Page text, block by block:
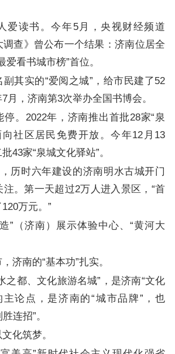
爱读书。今年5月，央视财经频道
调查》曾公布一个结果：济南位居全
爱看书城市榜”首位。
副其实的“爱阅之城”，给市民建了52
月，济南第3次举办全国书博会。
停。2022年，济南推出首批28家“泉
社区居民免费开放。今年12月13
43家“泉城文化驿站”。
历时六年建设的济南明水古城开门
。第一天超过2万人进入景区，“首
万元。”
”（济南）展示体验中心、“黄河大
济南的“基本功”扎实。
之都、文化旅游名城”，是济南“文化
论点，是济南的“城市品牌”，也
连招”。
化筑梦。